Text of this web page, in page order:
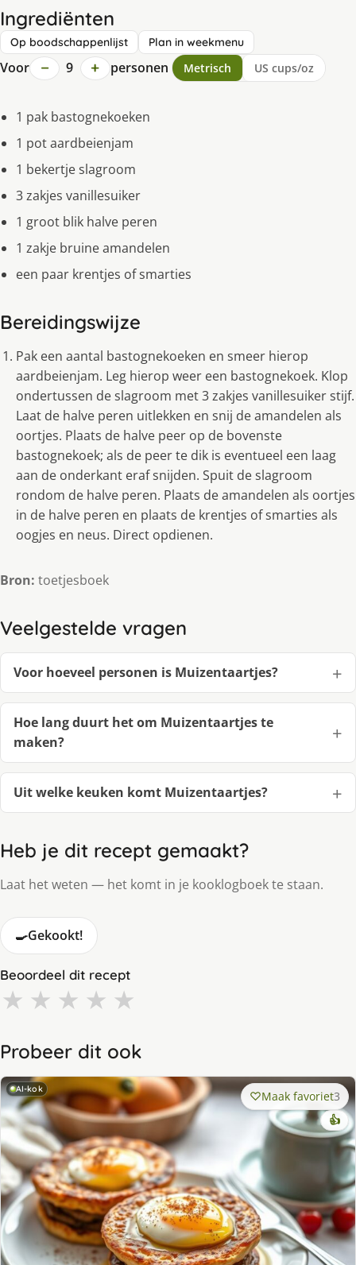
Ingrediënten
Op boodschappenlijst Plan in weekmenu
Voor − 9 + personen Metrisch US cups/oz
1 pak bastognekoeken
1 pot aardbeienjam
1 bekertje slagroom
3 zakjes vanillesuiker
1 groot blik halve peren
1 zakje bruine amandelen
een paar krentjes of smarties
Bereidingswijze
Pak een aantal bastognekoeken en smeer hierop
aardbeienjam. Leg hierop weer een bastognekoek. Klop
ondertussen de slagroom met 3 zakjes vanillesuiker stijf.
Laat de halve peren uitlekken en snij de amandelen als
oortjes. Plaats de halve peer op de bovenste
bastognekoek; als de peer te dik is eventueel een laag
aan de onderkant eraf snijden. Spuit de slagroom
rondom de halve peren. Plaats de amandelen als oortjes
in de halve peren en plaats de krentjes of smarties als
oogjes en neus. Direct opdienen.
Bron: toetjesboek
Veelgestelde vragen
Voor hoeveel personen is Muizentaartjes?
Hoe lang duurt het om Muizentaartjes te
maken?
Uit welke keuken komt Muizentaartjes?
Heb je dit recept gemaakt?
Laat het weten — het komt in je kooklogboek te staan.
🍳Gekookt!
Beoordeel dit recept
★ ★ ★ ★ ★
Probeer dit ook
AI-kok Maak favoriet3
👍